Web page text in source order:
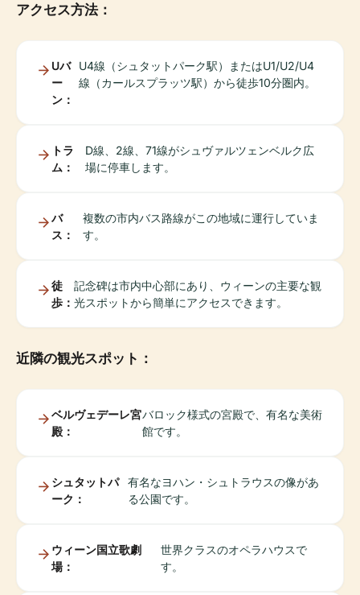
アクセス方法：
Uバ
ー
ン：
U4線（シュタットパーク駅）またはU1/U2/U4
線（カールスプラッツ駅）から徒歩10分圏内。
トラ
ム：
D線、2線、71線がシュヴァルツェンベルク広
場に停車します。
バ
ス：
複数の市内バス路線がこの地域に運行していま
す。
徒
歩：
記念碑は市内中心部にあり、ウィーンの主要な観
光スポットから簡単にアクセスできます。
近隣の観光スポット：
ベルヴェデーレ宮
殿：
バロック様式の宮殿で、有名な美術
館です。
シュタットパ
ーク：
有名なヨハン・シュトラウスの像があ
る公園です。
ウィーン国立歌劇
場：
世界クラスのオペラハウスで
す。